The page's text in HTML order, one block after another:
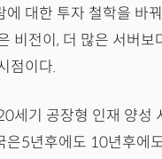
에 대한 투자 철학을 바
비전이, 더 많은 서버보
점이다.
세기 공장형 인재 양성
은5년후에도 10년후에